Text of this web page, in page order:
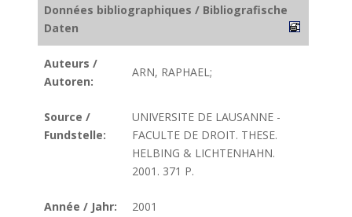
Données bibliographiques / Bibliografische
Daten
Auteurs /
Autoren:
ARN, RAPHAEL;
Source /
Fundstelle:
UNIVERSITE DE LAUSANNE -
FACULTE DE DROIT. THESE.
HELBING & LICHTENHAHN.
2001. 371 P.
Année / Jahr: 2001